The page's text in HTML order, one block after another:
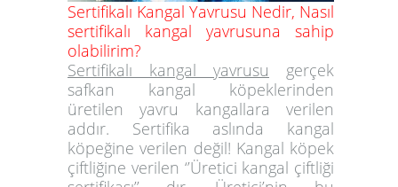
Sertifikalı Kangal Yavrusu Nedir, Nasıl
sertifikalı kangal yavrusuna sahip
olabilirim?
Sertifikalı kangal yavrusu gerçek
safkan kangal köpeklerinden
üretilen yavru kangallara verilen
addır. Sertifika aslında kangal
köpeğine verilen değil! Kangal köpek
çiftliğine verilen ‘’Üretici kangal çiftliği